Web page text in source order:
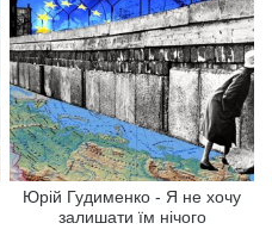
Юрій Гудименко - Я не хочу
залишати їм нічого